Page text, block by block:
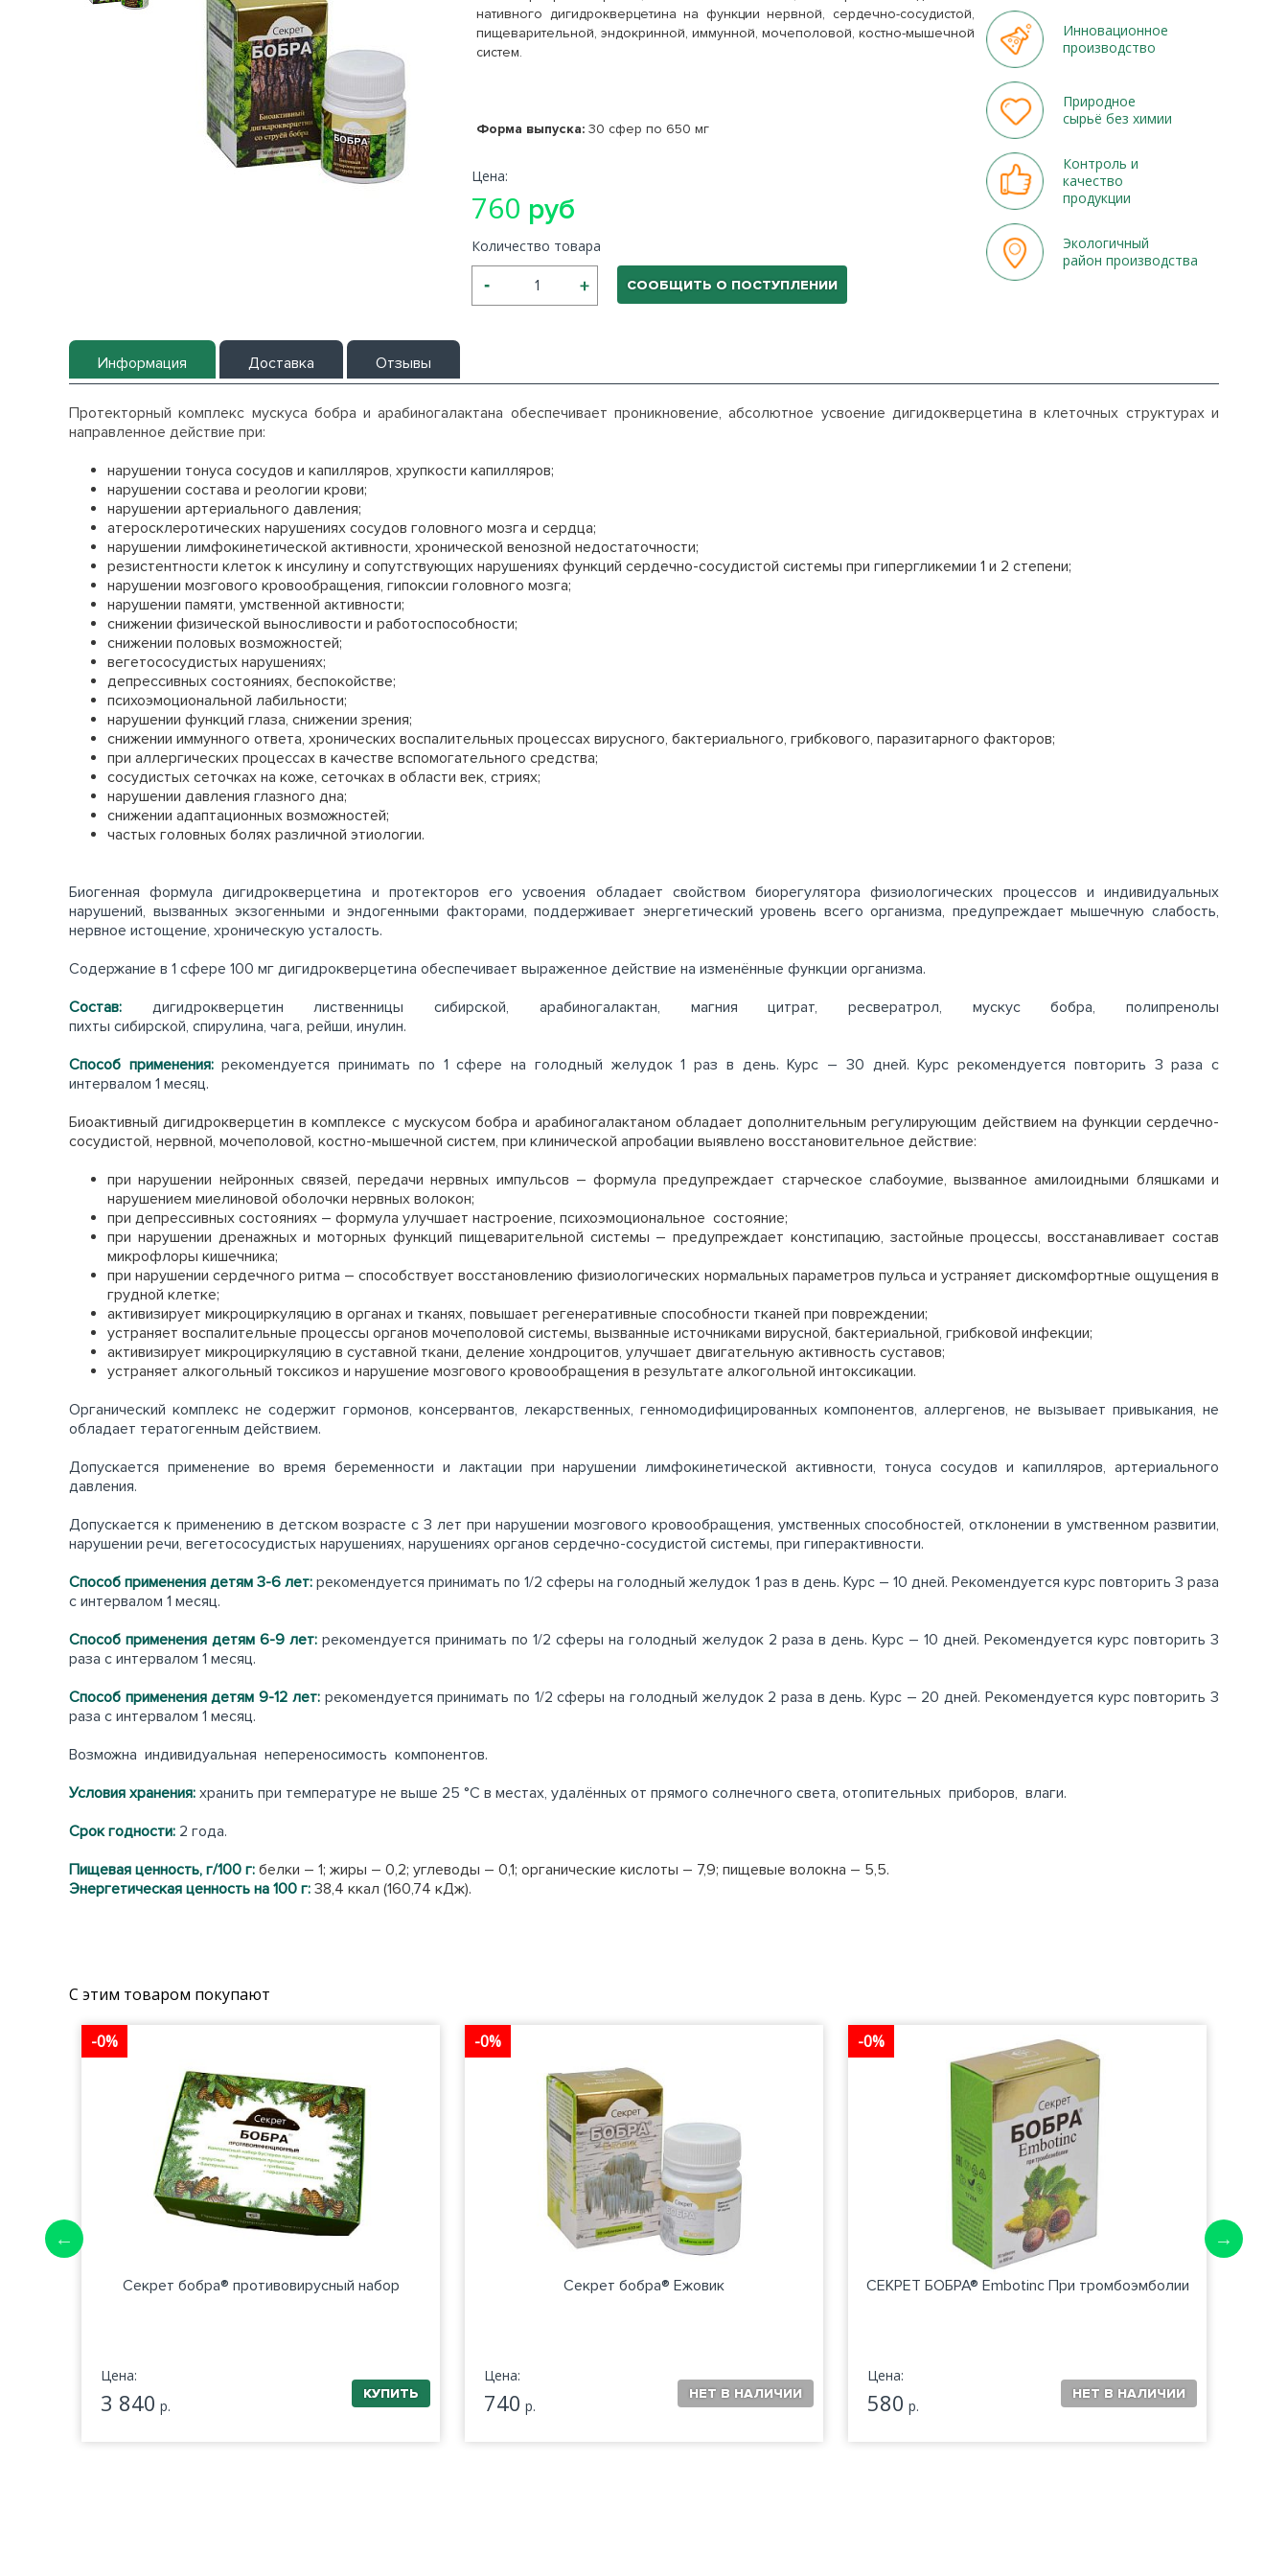
нативного дигидрокверцетина на функции нервной, сердечно-сосудистой,
пищеварительной, эндокринной, иммунной, мочеполовой, костно-мышечной
систем.
Форма выпуска: 30 сфер по 650 мг
Цена:
760 руб
Количество товара
СООБЩИТЬ О ПОСТУПЛЕНИИ
Инновационное
производство
Природное
сырьё без химии
Контроль и
качество
продукции
Экологичный
район производства
Информация Доставка Отзывы
Протекторный комплекс мускуса бобра и арабиногалактана обеспечивает проникновение, абсолютное усвоение дигидокверцетина в клеточных структурах и
направленное действие при:
нарушении тонуса сосудов и капилляров, хрупкости капилляров;
нарушении состава и реологии крови;
нарушении артериального давления;
атеросклеротических нарушениях сосудов головного мозга и сердца;
нарушении лимфокинетической активности, хронической венозной недостаточности;
резистентности клеток к инсулину и сопутствующих нарушениях функций сердечно-сосудистой системы при гипергликемии 1 и 2 степени;
нарушении мозгового кровообращения, гипоксии головного мозга;
нарушении памяти, умственной активности;
снижении физической выносливости и работоспособности;
снижении половых возможностей;
вегетососудистых нарушениях;
депрессивных состояниях, беспокойстве;
психоэмоциональной лабильности;
нарушении функций глаза, снижении зрения;
снижении иммунного ответа, хронических воспалительных процессах вирусного, бактериального, грибкового, паразитарного факторов;
при аллергических процессах в качестве вспомогательного средства;
сосудистых сеточках на коже, сеточках в области век, стриях;
нарушении давления глазного дна;
снижении адаптационных возможностей;
частых головных болях различной этиологии.
Биогенная формула дигидрокверцетина и протекторов его усвоения обладает свойством биорегулятора физиологических процессов и индивидуальных
нарушений, вызванных экзогенными и эндогенными факторами, поддерживает энергетический уровень всего организма, предупреждает мышечную слабость,
нервное истощение, хроническую усталость.
Содержание в 1 сфере 100 мг дигидрокверцетина обеспечивает выраженное действие на изменённые функции организма.
Состав: дигидрокверцетин лиственницы сибирской, арабиногалактан, магния цитрат, ресвератрол, мускус бобра, полипренолы
пихты сибирской, спирулина, чага, рейши, инулин.
Способ применения:рекомендуется принимать по 1 сфере на голодный желудок 1 раз в день. Курс – 30 дней. Курс рекомендуется повторить 3 раза с
интервалом 1 месяц.
Биоактивный дигидрокверцетин в комплексе с мускусом бобра и арабиногалактаном обладает дополнительным регулирующим действием на функции сердечно-
сосудистой, нервной, мочеполовой, костно-мышечной систем, при клинической апробации выявлено восстановительное действие:
при нарушении нейронных связей, передачи нервных импульсов – формула предупреждает старческое слабоумие, вызванное амилоидными бляшками и
нарушением миелиновой оболочки нервных волокон;
при депрессивных состояниях – формула улучшает настроение, психоэмоциональное состояние;
при нарушении дренажных и моторных функций пищеварительной системы – предупреждает констипацию, застойные процессы, восстанавливает состав
микрофлоры кишечника;
при нарушении сердечного ритма – способствует восстановлению физиологических нормальных параметров пульса и устраняет дискомфортные ощущения в
грудной клетке;
активизирует микроциркуляцию в органах и тканях, повышает регенеративные способности тканей при повреждении;
устраняет воспалительные процессы органов мочеполовой системы, вызванные источниками вирусной, бактериальной, грибковой инфекции;
активизирует микроциркуляцию в суставной ткани, деление хондроцитов, улучшает двигательную активность суставов;
устраняет алкогольный токсикоз и нарушение мозгового кровообращения в результате алкогольной интоксикации.
Органический комплекс не содержит гормонов, консервантов, лекарственных, генномодифицированных компонентов, аллергенов, не вызывает привыкания, не
обладает тератогенным действием.
Допускается применение во время беременности и лактации при нарушении лимфокинетической активности, тонуса сосудов и капилляров, артериального
давления.
Допускается к применению в детском возрасте с 3 лет при нарушении мозгового кровообращения, умственных способностей, отклонении в умственном развитии,
нарушении речи, вегетососудистых нарушениях, нарушениях органов сердечно-сосудистой системы, при гиперактивности.
Способ применения детям 3-6 лет:рекомендуется принимать по 1/2 сферы на голодный желудок 1 раз в день. Курс – 10 дней. Рекомендуется курс повторить 3 раза
с интервалом 1 месяц.
Способ применения детям 6-9 лет: рекомендуется принимать по 1/2 сферы на голодный желудок 2 раза в день. Курс – 10 дней. Рекомендуется курс повторить 3
раза с интервалом 1 месяц.
Способ применения детям 9-12 лет: рекомендуется принимать по 1/2 сферы на голодный желудок 2 раза в день. Курс – 20 дней. Рекомендуется курс повторить 3
раза с интервалом 1 месяц.
Возможна индивидуальная непереносимость компонентов.
Условия хранения: хранить при температуре не выше 25 °С в местах, удалённых от прямого солнечного света, отопительных приборов, влаги.
Срок годности: 2 года.
Пищевая ценность, г/100 г: белки – 1; жиры – 0,2; углеводы – 0,1; органические кислоты – 7,9; пищевые волокна – 5,5.
Энергетическая ценность на 100 г: 38,4 ккал (160,74 кДж).
С этим товаром покупают
-0%
Секрет бобра® противовирусный набор
Цена:
3 840 р.
-0%
Секрет бобра® Ежовик
Цена:
740 р.
-0%
СЕКРЕТ БОБРА® Embotinc При тромбоэмболии
Цена:
580 р.